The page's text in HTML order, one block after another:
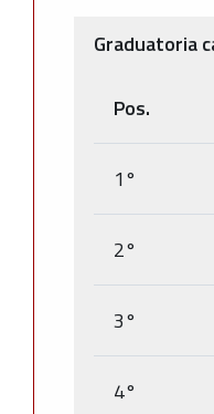
Graduatoria
Pos.
1°
2°
3°
4°